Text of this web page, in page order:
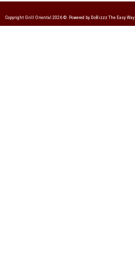
Copyright Grill Oriental 2026 ©. Powered by DoBizzz The Easy Way